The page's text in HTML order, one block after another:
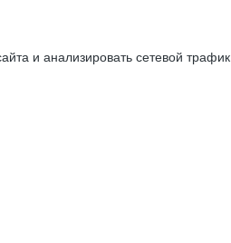
и анализировать сетевой трафик.